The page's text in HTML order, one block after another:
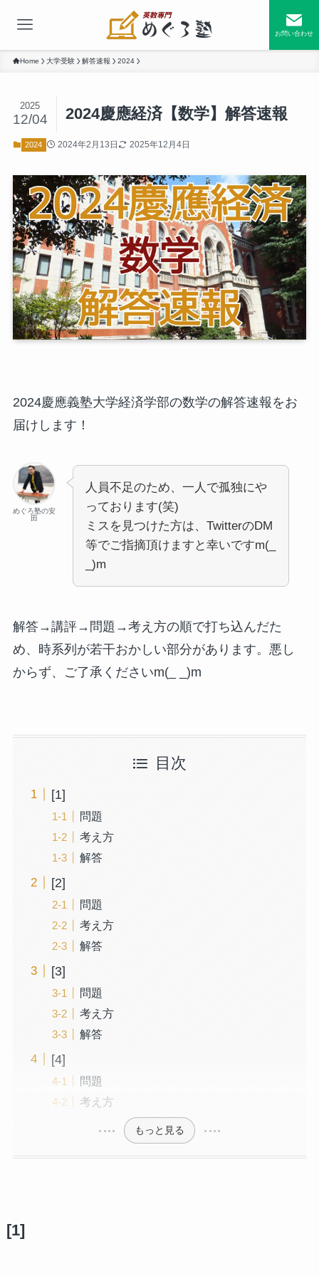
お問い合わせ
Home 大学受験 解答速報 2024
2024慶應経済【数学】解答速報
2025
12/04
2024 2024年2月13日 2025年12月4日
2024慶應義塾大学経済学部の数学の解答速報をお
届けします！
めぐろ塾の安
田
人員不足のため、一人で孤独にや
っております(笑)
ミスを見つけた方は、TwitterのDM
等でご指摘頂けますと幸いですm(_
_)m
解答→講評→問題→考え方の順で打ち込んだた
め、時系列が若干おかしい部分があります。悪し
からず、ご了承くださいm(_ _)m
目次
[1]
問題
考え方
解答
[2]
問題
考え方
解答
[3]
問題
考え方
解答
[4]
問題
考え方
もっと見る
[1]